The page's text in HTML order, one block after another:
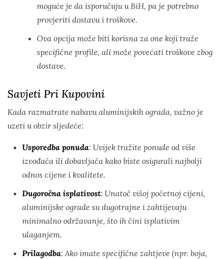
moguće je da isporučuju u BiH, pa je potrebno
provjeriti dostavu i troškove.
Ova opcija može biti korisna za one koji traže
specifične profile, ali može povećati troškove zbog
dostave.
Savjeti Pri Kupovini
Kada razmatrate nabavu aluminijskih ograda, važno je
uzeti u obzir sljedeće:
Usporedba ponuda: Uvijek tražite ponude od više
izvođača ili dobavljača kako biste osigurali najbolji
odnos cijene i kvalitete.
Dugoročna isplativost: Unatoč višoj početnoj cijeni,
aluminijske ograde su dugotrajne i zahtijevaju
minimalno održavanje, što ih čini isplativim
ulaganjem.
Prilagodba: Ako imate specifične zahtjeve (npr. boja,